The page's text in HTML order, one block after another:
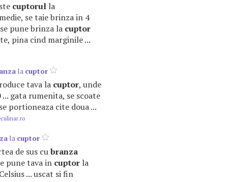
cuptorul la
se taie brinza in 4
pune brinza la cuptor
pina cind marginile ...
la cuptor
tava la cuptor, unde
... gata rumenita, se scoate
portioneaza cite doua ...
la cuptor
de sus cubranza
pune tava in cuptor la
... uscat si fin